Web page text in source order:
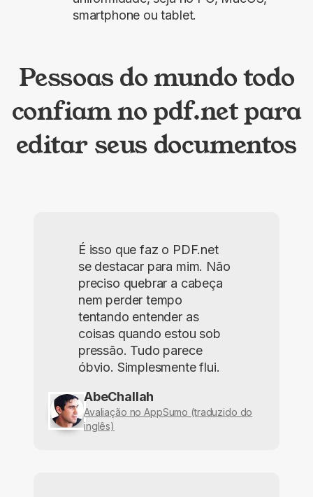
smartphone ou tablet.
Pessoas do mundo todo
confiam no pdf.net para
editar seus documentos
É isso que faz o PDF.net
se destacar para mim. Não
preciso quebrar a cabeça
nem perder tempo
tentando entender as
coisas quando estou sob
pressão. Tudo parece
óbvio. Simplesmente flui.
AbeChallah
Avaliação no AppSumo (traduzido do
inglês)